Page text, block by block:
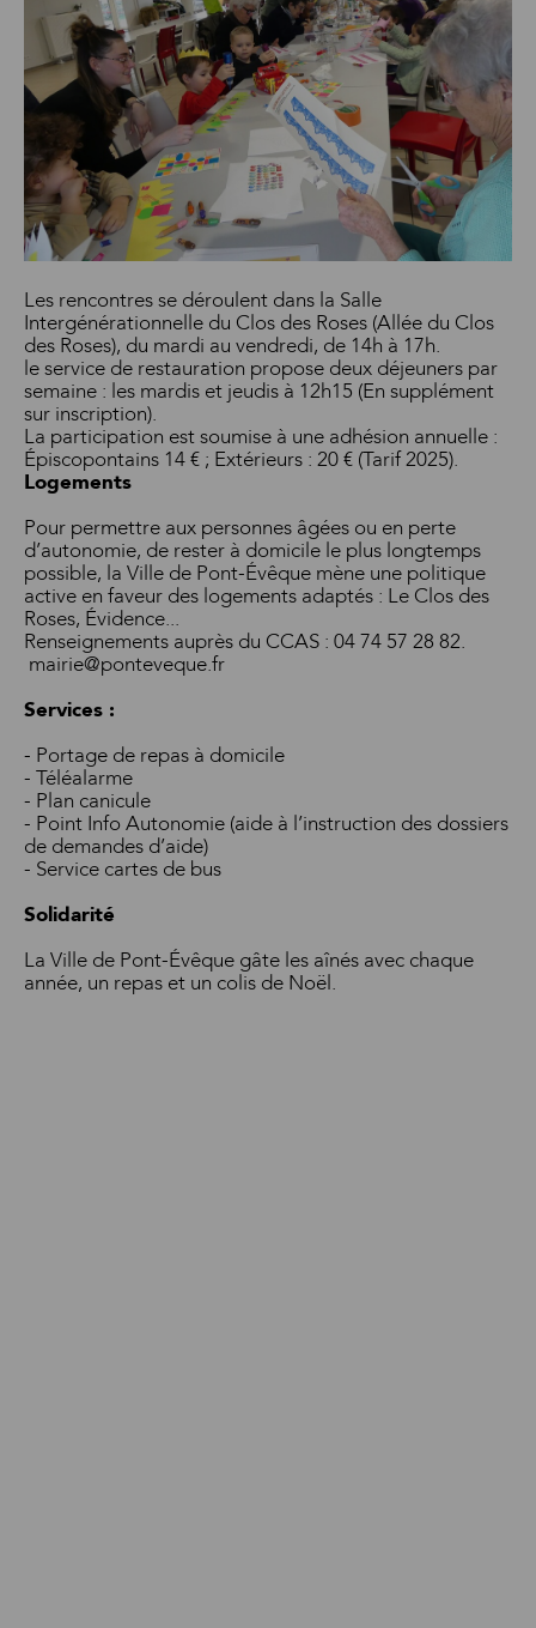
Les rencontres se déroulent dans la Salle
Intergénérationnelle du Clos des Roses (Allée du Clos
des Roses), du mardi au vendredi, de 14h à 17h.
le service de restauration propose deux déjeuners par
semaine : les mardis et jeudis à 12h15 (En supplément
sur inscription).
La participation est soumise à une adhésion annuelle :
Épiscopontains 14 € ; Extérieurs : 20 € (Tarif 2025).
Logements
Pour permettre aux personnes âgées ou en perte
d’autonomie, de rester à domicile le plus longtemps
possible, la Ville de Pont-Évêque mène une politique
active en faveur des logements adaptés : Le Clos des
Roses, Évidence...
Renseignements auprès du CCAS : 04 74 57 28 82.
mairie@ponteveque.fr
Services :
- Portage de repas à domicile
- Téléalarme
- Plan canicule
- Point Info Autonomie (aide à l’instruction des dossiers
de demandes d’aide)
- Service cartes de bus
Solidarité
La Ville de Pont-Évêque gâte les aînés avec chaque
année, un repas et un colis de Noël.